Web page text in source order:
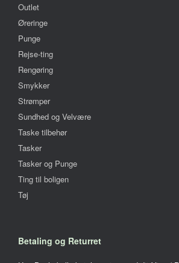
Outlet
Øreringe
Punge
Rejse-ting
Rengøring
Smykker
Strømper
Sundhed og Velvære
Taske tilbehør
Tasker
Tasker og Punge
Ting til boligen
Tøj
Betaling og Returret